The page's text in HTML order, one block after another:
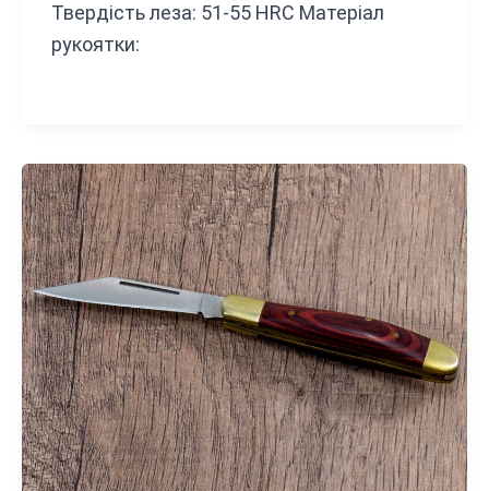
Твердість леза: 51-55 HRC Матеріал
рукоятки: